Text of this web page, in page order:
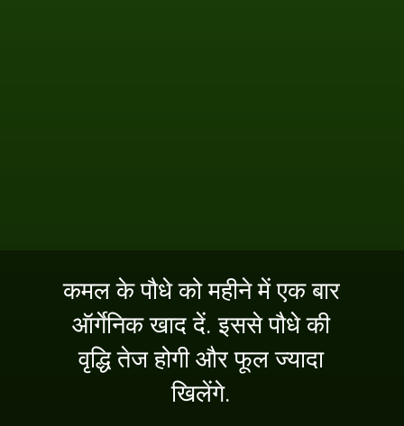
कमल के पौधे को महीने में एक बार
ऑर्गेनिक खाद दें. इससे पौधे की
वृद्धि तेज होगी और फूल ज्यादा
खिलेंगे.